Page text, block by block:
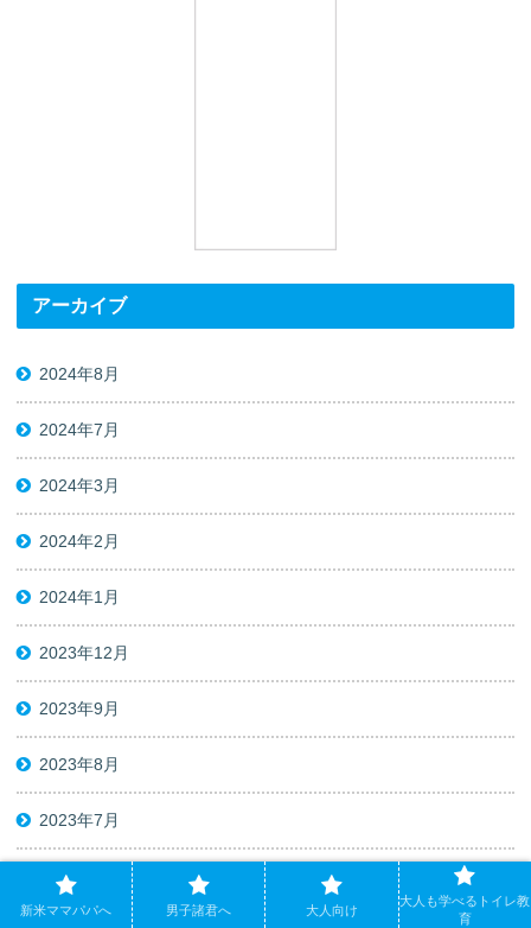
アーカイブ
2024年8月
2024年7月
2024年3月
2024年2月
2024年1月
2023年12月
2023年9月
2023年8月
2023年7月
2023年6月
新米ママパパへ 男子諸君へ 大人向け
大人も学べるトイレ教
育